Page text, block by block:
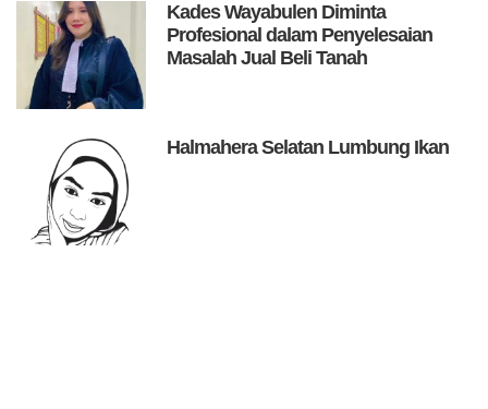
Kades Wayabulen Diminta
Profesional dalam Penyelesaian
Masalah Jual Beli Tanah
Halmahera Selatan Lumbung Ikan